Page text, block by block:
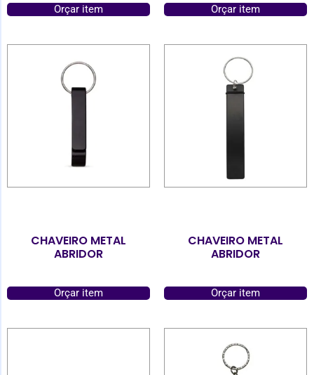
Orçar item Orçar item
CHAVEIRO METAL
ABRIDOR
Orçar item
CHAVEIRO METAL
ABRIDOR
Orçar item